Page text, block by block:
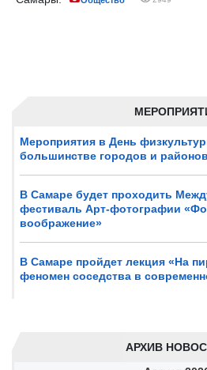
Мероприятия в День
большинстве городов и
В Самаре будет проходить
фестиваль Арт-фотографии
воображение»
В Самаре пройдет лекция «На
феномен соседства в
АРХИВ